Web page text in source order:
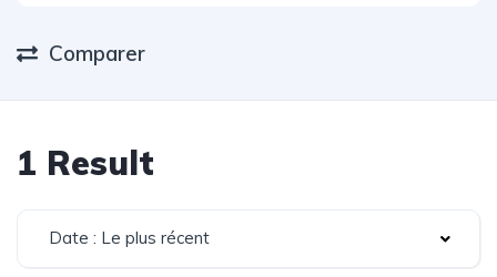
Comparer
1 Result
Date : Le plus récent